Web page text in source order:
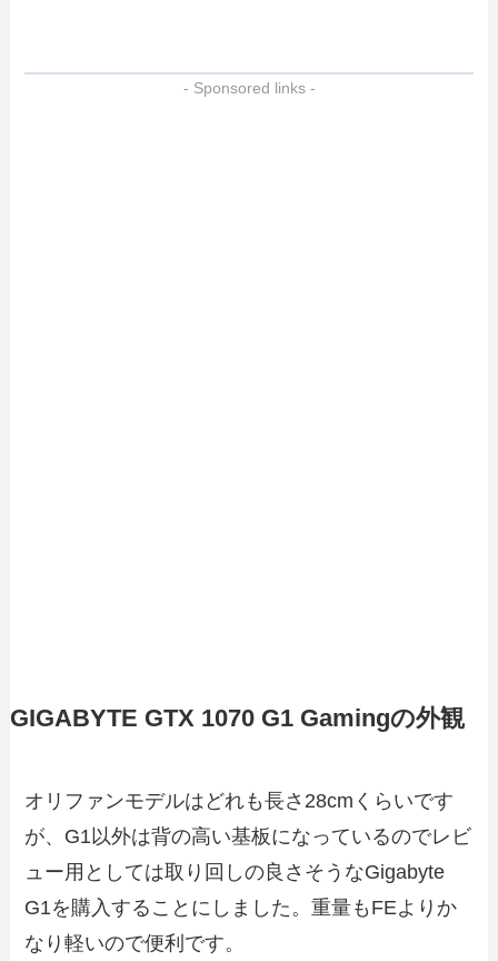
- Sponsored links -
GIGABYTE GTX 1070 G1 Gamingの外観
オリファンモデルはどれも長さ28cmくらいです
が、G1以外は背の高い基板になっているのでレビ
ュー用としては取り回しの良さそうなGigabyte
G1を購入することにしました。重量もFEよりか
なり軽いので便利です。